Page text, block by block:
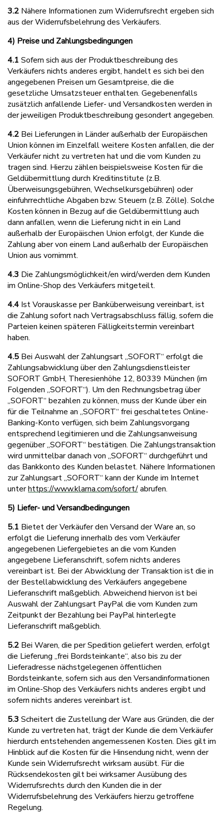
3.2 Nähere Informationen zum Widerrufsrecht ergeben sich
aus der Widerrufsbelehrung des Verkäufers.
4) Preise und Zahlungsbedingungen
4.1 Sofern sich aus der Produktbeschreibung des
Verkäufers nichts anderes ergibt, handelt es sich bei den
angegebenen Preisen um Gesamtpreise, die die
gesetzliche Umsatzsteuer enthalten. Gegebenenfalls
zusätzlich anfallende Liefer- und Versandkosten werden in
der jeweiligen Produktbeschreibung gesondert angegeben.
4.2 Bei Lieferungen in Länder außerhalb der Europäischen
Union können im Einzelfall weitere Kosten anfallen, die der
Verkäufer nicht zu vertreten hat und die vom Kunden zu
tragen sind. Hierzu zählen beispielsweise Kosten für die
Geldübermittlung durch Kreditinstitute (z.B.
Überweisungsgebühren, Wechselkursgebühren) oder
einfuhrrechtliche Abgaben bzw. Steuern (z.B. Zölle). Solche
Kosten können in Bezug auf die Geldübermittlung auch
dann anfallen, wenn die Lieferung nicht in ein Land
außerhalb der Europäischen Union erfolgt, der Kunde die
Zahlung aber von einem Land außerhalb der Europäischen
Union aus vornimmt.
4.3 Die Zahlungsmöglichkeit/en wird/werden dem Kunden
im Online-Shop des Verkäufers mitgeteilt.
4.4 Ist Vorauskasse per Banküberweisung vereinbart, ist
die Zahlung sofort nach Vertragsabschluss fällig, sofern die
Parteien keinen späteren Fälligkeitstermin vereinbart
haben.
4.5 Bei Auswahl der Zahlungsart „SOFORT“ erfolgt die
Zahlungsabwicklung über den Zahlungsdienstleister
SOFORT GmbH, Theresienhöhe 12, 80339 München (im
Folgenden „SOFORT“). Um den Rechnungsbetrag über
„SOFORT“ bezahlen zu können, muss der Kunde über ein
für die Teilnahme an „SOFORT“ frei geschaltetes Online-
Banking-Konto verfügen, sich beim Zahlungsvorgang
entsprechend legitimieren und die Zahlungsanweisung
gegenüber „SOFORT“ bestätigen. Die Zahlungstransaktion
wird unmittelbar danach von „SOFORT“ durchgeführt und
das Bankkonto des Kunden belastet. Nähere Informationen
zur Zahlungsart „SOFORT“ kann der Kunde im Internet
unterhttps://www.klarna.com/sofort/abrufen.
5) Liefer- und Versandbedingungen
5.1 Bietet der Verkäufer den Versand der Ware an, so
erfolgt die Lieferung innerhalb des vom Verkäufer
angegebenen Liefergebietes an die vom Kunden
angegebene Lieferanschrift, sofern nichts anderes
vereinbart ist. Bei der Abwicklung der Transaktion ist die in
der Bestellabwicklung des Verkäufers angegebene
Lieferanschrift maßgeblich. Abweichend hiervon ist bei
Auswahl der Zahlungsart PayPal die vom Kunden zum
Zeitpunkt der Bezahlung bei PayPal hinterlegte
Lieferanschrift maßgeblich.
5.2 Bei Waren, die per Spedition geliefert werden, erfolgt
die Lieferung „frei Bordsteinkante“, also bis zu der
Lieferadresse nächstgelegenen öffentlichen
Bordsteinkante, sofern sich aus den Versandinformationen
im Online-Shop des Verkäufers nichts anderes ergibt und
sofern nichts anderes vereinbart ist.
5.3 Scheitert die Zustellung der Ware aus Gründen, die der
Kunde zu vertreten hat, trägt der Kunde die dem Verkäufer
hierdurch entstehenden angemessenen Kosten. Dies gilt im
Hinblick auf die Kosten für die Hinsendung nicht, wenn der
Kunde sein Widerrufsrecht wirksam ausübt. Für die
Rücksendekosten gilt bei wirksamer Ausübung des
Widerrufsrechts durch den Kunden die in der
Widerrufsbelehrung des Verkäufers hierzu getroffene
Regelung.